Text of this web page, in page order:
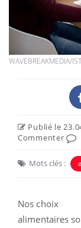
WAVEBREAKMEDIA/
Publié le
Commenter
Mots clés :
Nos choix
alimentaires